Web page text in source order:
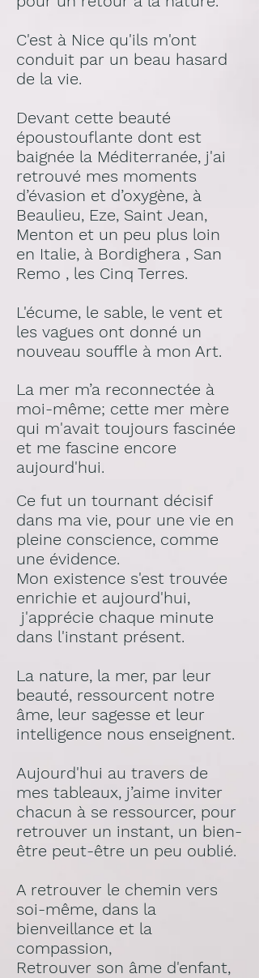
C'est à Nice qu'ils m'ont
conduit par un beau hasard
de la vie.
Devant cette beauté
époustouflante dont est
baignée la Méditerranée, j'ai
retrouvé mes moments
d’évasion et d’oxygène, à
Beaulieu, Eze, Saint Jean,
Menton et un peu plus loin
en Italie, à Bordighera , San
Remo , les Cinq Terres.
L'écume, le sable, le vent et
les vagues ont donné un
nouveau souffle à mon Art.
La mer m’a reconnectée à
moi-même; cette mer mère
qui m'avait toujours fascinée
et me fascine encore
aujourd'hui.
Ce fut un tournant décisif
dans ma vie, pour une vie en
pleine conscience, comme
une évidence.
Mon existence s'est trouvée
enrichie et aujourd'hui,
j'apprécie chaque minute
dans l'instant présent.
La nature, la mer, par leur
beauté, ressourcent notre
âme, leur sagesse et leur
intelligence nous enseignent.
Aujourd'hui au travers de
mes tableaux, j’aime inviter
chacun à se ressourcer, pour
retrouver un instant, un bien-
être peut-être un peu oublié.
A retrouver le chemin vers
soi-même, dans la
bienveillance et la
compassion,
Retrouver son âme d'enfant,